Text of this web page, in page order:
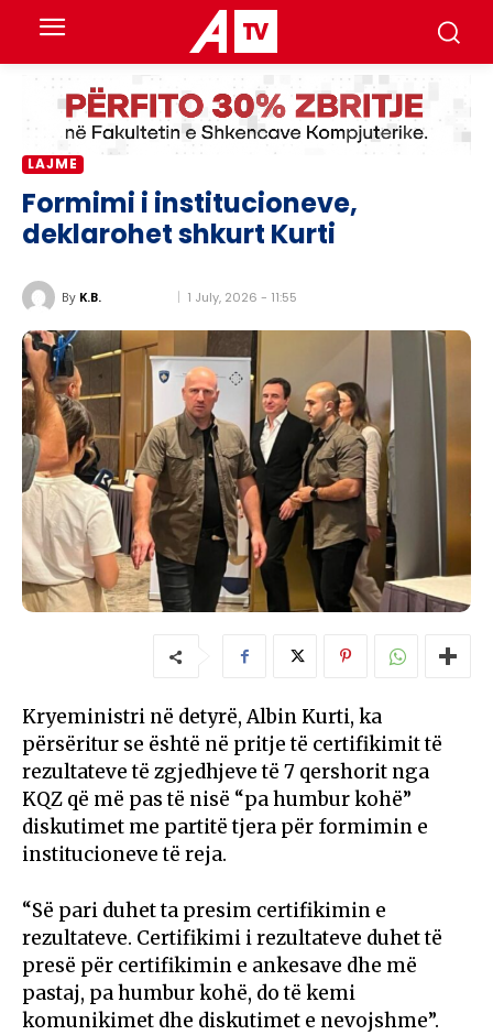
LAJME
Formimi i institucioneve,
deklarohet shkurt Kurti
By K.B. 1 July, 2026 - 11:55
Kryeministri në detyrë, Albin Kurti, ka
përsëritur se është në pritje të certifikimit të
rezultateve të zgjedhjeve të 7 qershorit nga
KQZ që më pas të nisë “pa humbur kohë”
diskutimet me partitë tjera për formimin e
institucioneve të reja.
“Së pari duhet ta presim certifikimin e
rezultateve. Certifikimi i rezultateve duhet të
presë për certifikimin e ankesave dhe më
pastaj, pa humbur kohë, do të kemi
komunikimet dhe diskutimet e nevojshme”.